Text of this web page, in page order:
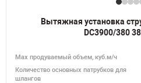
Вытяжная установка
DC3900/380
Мах продуваемый объем, куб.м/ч
Количество основных патрубков для
шлангов